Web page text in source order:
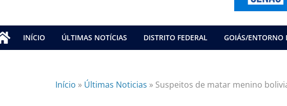
INÍCIO ÚLTIMAS NOTÍCIAS DISTRITO FEDERAL GOIÁS/ENTORNO
Início » Últimas Noticias » Suspeitos de matar menino